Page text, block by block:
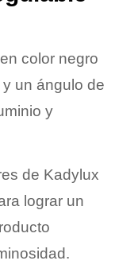
color negro
un ángulo de
y
de Kadylux
lograr un